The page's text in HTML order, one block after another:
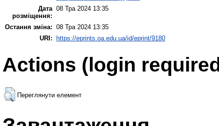
Дата
розміщення:
08 Тра 2024 13:35
Остання зміна: 08 Тра 2024 13:35
URI: https://eprints.oa.edu.ua/id/eprint/9180
Actions (login
Переглянути елемент